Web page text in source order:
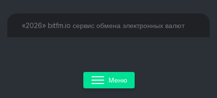
«2026» bitfm.io сервис обмена электронных валют
Меню